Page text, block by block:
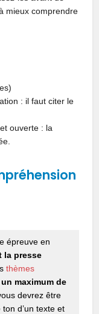
mieux comprendre
: il faut citer le
ouverte : la
épreuve en
la presse
thèmes
maximum de
devrez être
d’un texte et